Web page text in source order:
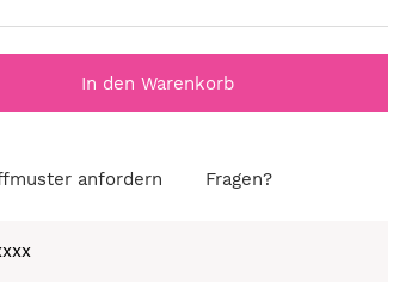
In den Warenkorb
anfordern Fragen?